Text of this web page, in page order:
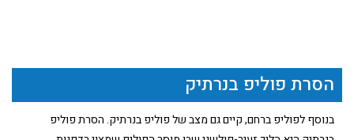
הסרת פוליפ בנרתיק
בנוסף לפוליפ ברחם, קיים גם מצב של פוליפ בנרתיק. הסרת פוליפ